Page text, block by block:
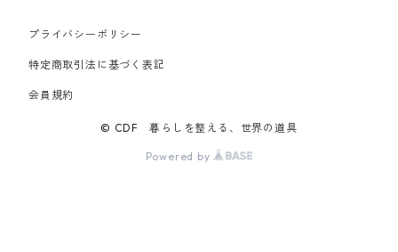
プライバシーポリシー
特定商取引法に基づく表記
会員規約
© CDF 暮らしを整える、世界の道具
Powered by